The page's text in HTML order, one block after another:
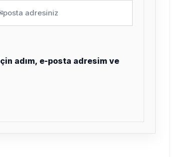
adım, e-posta adresim ve